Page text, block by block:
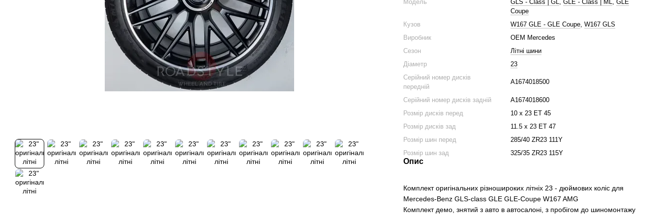
Модель
GLS - Class | GL,GLE - Class | ML,GLE
Coupe
Кузов
W167 GLE - GLE Coupe,W167 GLS
Виробник
OEM Mercedes
Сезон
Літні шини
Діаметр
23
Серійний номер дисків
передній
A1674018500
Серійний номер дисків задній
A1674018600
Розмір дисків перед
10 x 23 ET 45
Розмір дисків зад
11.5 x 23 ET 47
Розмір шин перед
285/40 ZR23 111Y
Розмір шин зад
325/35 ZR23 115Y
Опис
Комплект оригінальних різношироких літніх 23 - дюймових коліс для
Mercedes-Benz GLS-сlass GLE GLE-Coupe W167 AMG
Комплект демо, знятий з авто в автосалоні, з пробігом до шиномонтажу